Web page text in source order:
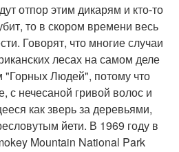
отпор этим дикарям и кто-то
то в скором времени весь
Говорят, что многие случаи
лесах на самом деле
Людей", потому что
с нечесаной гривой волос и
как зверь за деревьями,
йети. В 1969 году в
Mountain National Park